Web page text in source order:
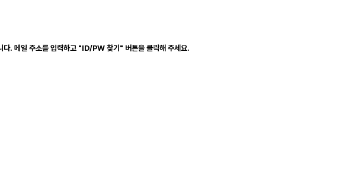
다. 메일 주소를 입력하고 "ID/PW 찾기" 버튼을 클릭해 주세요.